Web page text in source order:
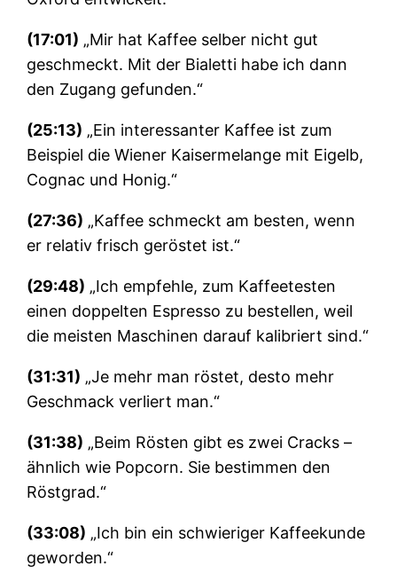
(17:01) „Mir hat Kaffee selber nicht gut
geschmeckt. Mit der Bialetti habe ich dann
den Zugang gefunden.“
(25:13) „Ein interessanter Kaffee ist zum
Beispiel die Wiener Kaisermelange mit Eigelb,
Cognac und Honig.“
(27:36) „Kaffee schmeckt am besten, wenn
er relativ frisch geröstet ist.“
(29:48) „Ich empfehle, zum Kaffeetesten
einen doppelten Espresso zu bestellen, weil
die meisten Maschinen darauf kalibriert sind.“
(31:31) „Je mehr man röstet, desto mehr
Geschmack verliert man.“
(31:38) „Beim Rösten gibt es zwei Cracks –
ähnlich wie Popcorn. Sie bestimmen den
Röstgrad.“
(33:08) „Ich bin ein schwieriger Kaffeekunde
geworden.“